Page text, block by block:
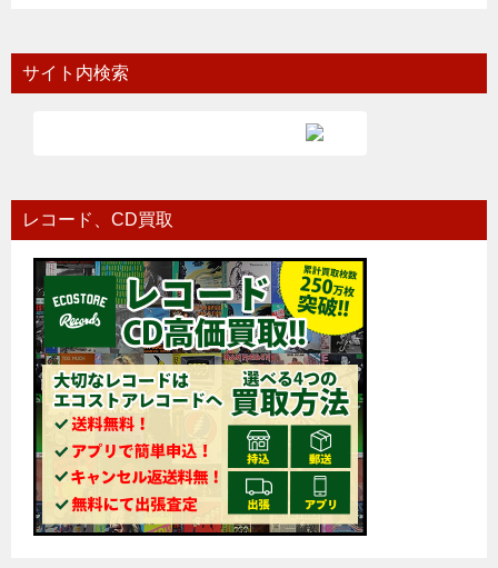
サイト内検索
レコード、CD買取